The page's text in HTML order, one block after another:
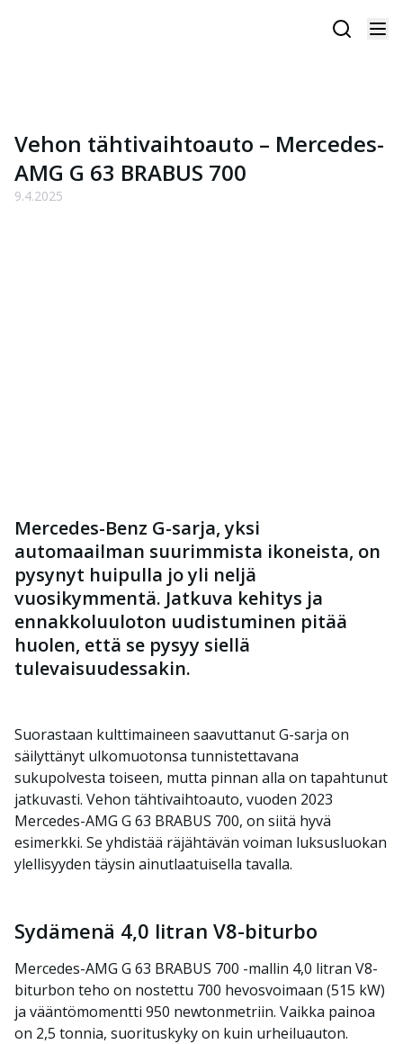
Vehon tähtivaihtoauto – Mercedes-
AMG G 63 BRABUS 700
9.4.2025
Mercedes-Benz G-sarja, yksi
automaailman suurimmista ikoneista, on
pysynyt huipulla jo yli neljä
vuosikymmentä. Jatkuva kehitys ja
ennakkoluuloton uudistuminen pitää
huolen, että se pysyy siellä
tulevaisuudessakin.
Suorastaan kulttimaineen saavuttanut G-sarja on
säilyttänyt ulkomuotonsa tunnistettavana
sukupolvesta toiseen, mutta pinnan alla on tapahtunut
jatkuvasti. Vehon tähtivaihtoauto, vuoden 2023
Mercedes-AMG G 63 BRABUS 700, on siitä hyvä
esimerkki. Se yhdistää räjähtävän voiman luksusluokan
ylellisyyden täysin ainutlaatuisella tavalla.
Sydämenä 4,0 litran V8-biturbo
Mercedes-AMG G 63 BRABUS 700 -mallin 4,0 litran V8-
biturbon teho on nostettu 700 hevosvoimaan (515 kW)
ja vääntömomentti 950 newtonmetriin. Vaikka painoa
on 2,5 tonnia, suorituskyky on kuin urheiluauton.